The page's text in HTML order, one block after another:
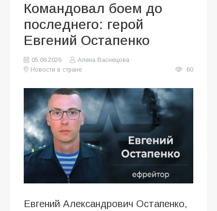
Командовал боем до
последнего: герой
Евгений Остапенко
05.08.2026
Алена Васнецова
Новости в стране
60
Евгений Александрович Остапенко,